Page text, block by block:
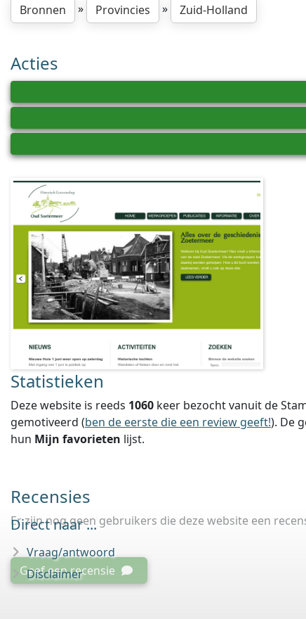
Bronnen
» Provincies » Zuid-Holland
Acties
Statistieken
Deze website is reeds 1060 keer bezocht vanuit de
gemotiveerd (ben de eerste die een review geeft!). De
hun Mijn favorieten lijst.
Recensies
Er zijn nog geen gebruikers die deze website een
Geef een recensie
Direct naar ...
Vraag/antwoord
Disclaimer